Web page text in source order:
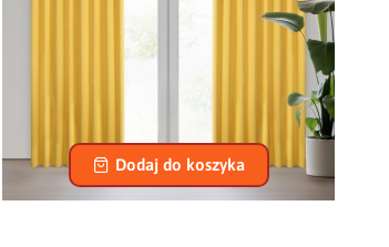
ZASŁONA GOTOWA MILAN NA TAŚMIE 140 X
Dodaj do koszyka